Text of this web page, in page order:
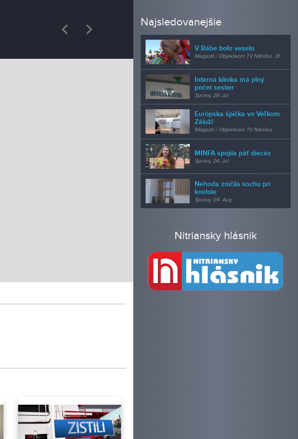
Previous Mgr.
Next
Najsledovanejšie
V Bábe bolo veselo
Magazín / Objektívom TV Nitrička, 31.
Interná klinika má plný
počet sestier
Správy, 29. Jul
Európska špička vo Veľkom
Záluží
Magazín / Objektívom TV Nitrička,
MINFA spojila päť diecéz
Správy, 24. Jul
Nehoda zničila sochu pri
kostole
Správy, 04. Aug
Nitriansky hlásnik